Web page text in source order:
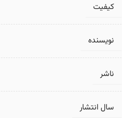
کیفیت
نویسنده
ناشر
سال انتشار